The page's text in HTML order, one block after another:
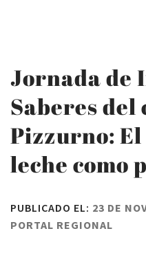
Jornada de
Saberes del
Pizzurno: El
leche como
PUBLICADO EL: 23 DE
PORTAL REGIONAL